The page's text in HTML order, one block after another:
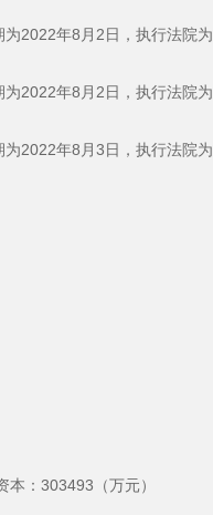
年8月2日，执行法院为
年8月2日，执行法院为
年8月3日，执行法院为
：303493（万元）